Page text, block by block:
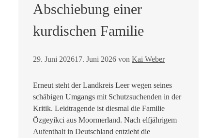
Abschiebung einer
kurdischen Familie
29. Juni 202617. Juni 2026 von Kai Weber
Erneut steht der Landkreis Leer wegen seines
schäbigen Umgangs mit Schutzsuchenden in der
Kritik. Leidtragende ist diesmal die Familie
Özgeyikci aus Moormerland. Nach elfjährigem
Aufenthalt in Deutschland entzieht die